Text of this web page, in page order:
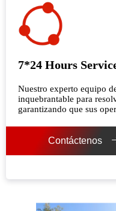
7*24 Hours
Nuestro experto equipo
inquebrantable para
garantizando que sus
Contáctenos